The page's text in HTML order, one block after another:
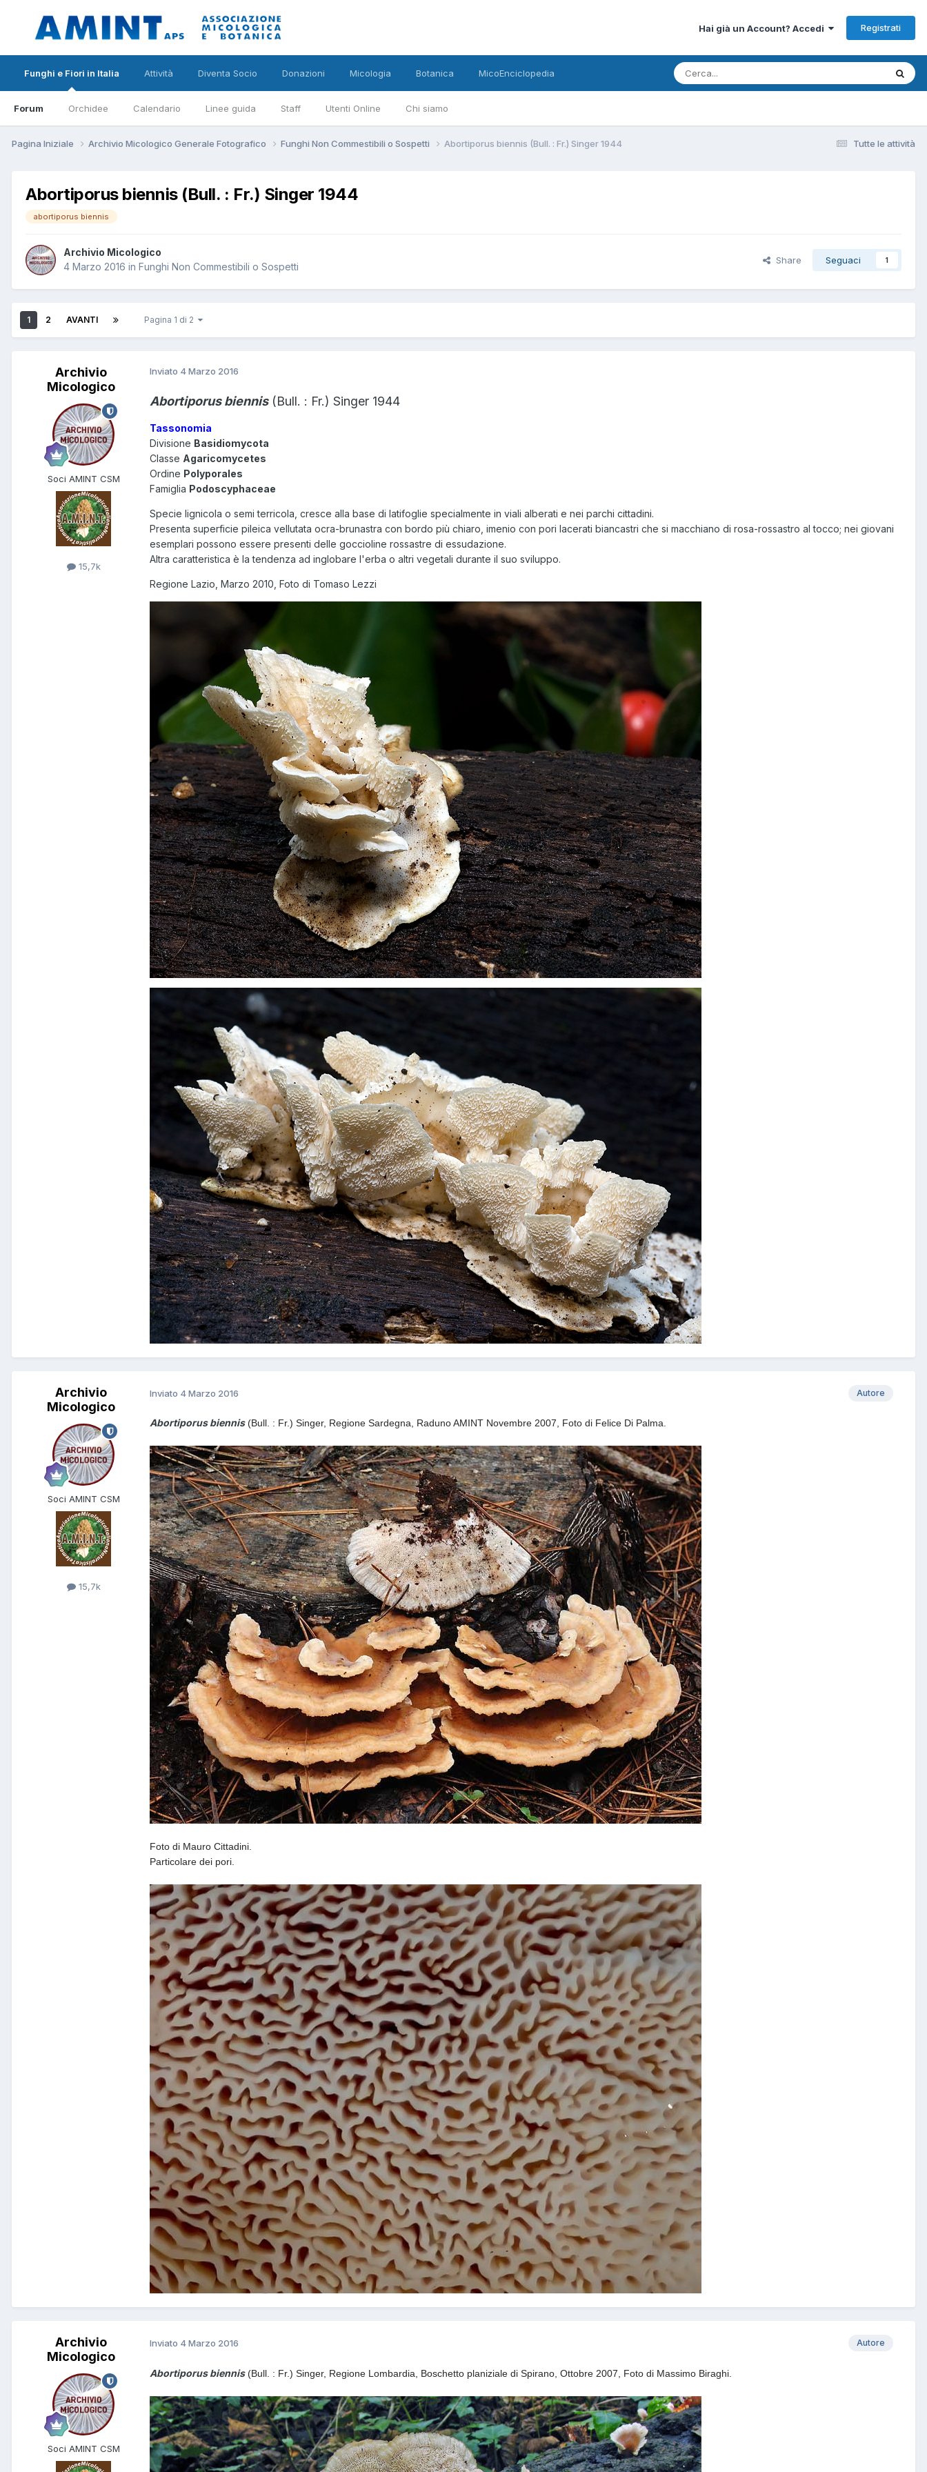
Hai già un Account? Accedi Registrati
Funghi e Fiori in Italia
Forum Orchidee Calendario Linee guida Staff Utenti Online Chi siamo
Attività Diventa Socio Donazioni Micologia Botanica MicoEnciclopedia
Tutte le attività
Pagina Iniziale Archivio Micologico Generale Fotografico Funghi Non Commestibili o Sospetti Abortiporus biennis (Bull. : Fr.) Singer 1944
Abortiporus biennis (Bull. : Fr.) Singer 1944
abortiporus biennis
Archivio Micologico
4 Marzo 2016 in Funghi Non Commestibili o Sospetti
Share Seguaci 1
1 2 AVANTI Pagina 1 di 2
Archivio
Micologico
Soci AMINT CSM
15,7k
Inviato 4 Marzo 2016
Abortiporus biennis(Bull. : Fr.) Singer 1944
Tassonomia
Divisione Basidiomycota
Classe Agaricomycetes
Ordine Polyporales
Famiglia Podoscyphaceae
Specie lignicola o semi terricola, cresce alla base di latifoglie specialmente in viali alberati e nei parchi cittadini.
Presenta superficie pileica vellutata ocra-brunastra con bordo più chiaro, imenio con pori lacerati biancastri che si macchiano di rosa-rossastro al tocco; nei giovani
esemplari possono essere presenti delle goccioline rossastre di essudazione.
Altra caratteristica è la tendenza ad inglobare l'erba o altri vegetali durante il suo sviluppo.
Regione Lazio, Marzo 2010, Foto di Tomaso Lezzi
Archivio
Micologico
Soci AMINT CSM
15,7k
Autore
Inviato 4 Marzo 2016
Abortiporus biennis(Bull. : Fr.) Singer, Regione Sardegna, Raduno AMINT Novembre 2007, Foto di Felice Di Palma.
Foto di Mauro Cittadini.
Particolare dei pori.
Archivio
Micologico
Soci AMINT CSM
Autore
Inviato 4 Marzo 2016
Abortiporus biennis(Bull. : Fr.) Singer, Regione Lombardia, Boschetto planiziale di Spirano, Ottobre 2007, Foto di Massimo Biraghi.